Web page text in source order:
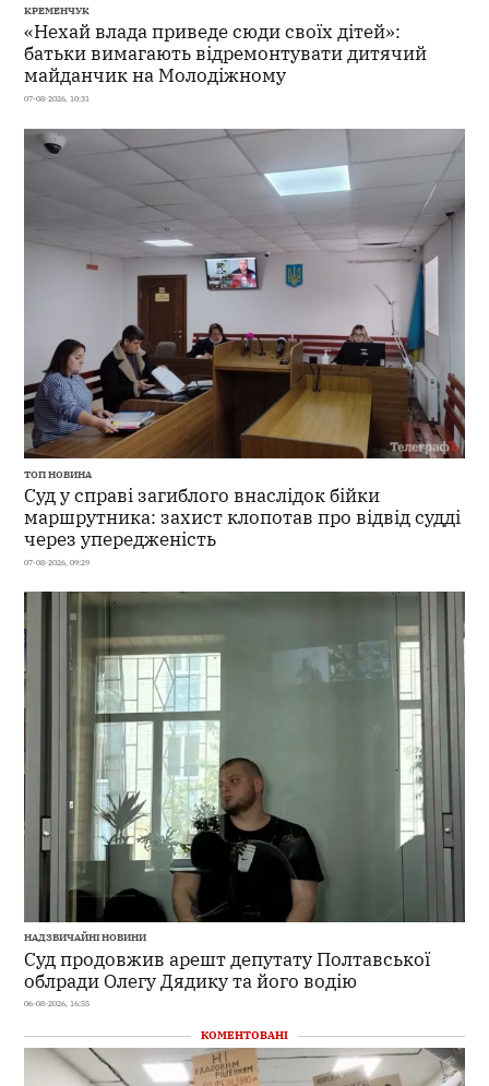
КРЕМЕНЧУК
«Нехай влада приведе сюди своїх дітей»:
батьки вимагають відремонтувати дитячий
майданчик на Молодіжному
07-08-2026, 10:31
ТОП НОВИНА
Суд у справі загиблого внаслідок бійки
маршрутника: захист клопотав про відвід судді
через упередженість
07-08-2026, 09:29
НАДЗВИЧАЙНІ НОВИНИ
Суд продовжив арешт депутату Полтавської
облради Олегу Дядику та його водію
06-08-2026, 16:55
КОМЕНТОВАНІ